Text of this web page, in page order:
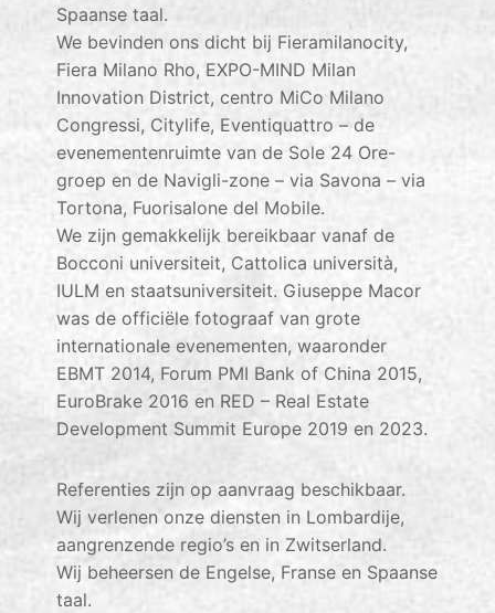
Spaanse taal.
We bevinden ons dicht bij Fieramilanocity,
Fiera Milano Rho, EXPO-MIND Milan
Innovation District, centro MiCo Milano
Congressi, Citylife, Eventiquattro – de
evenementenruimte van de Sole 24 Ore-
groep en de Navigli-zone – via Savona – via
Tortona, Fuorisalone del Mobile.
We zijn gemakkelijk bereikbaar vanaf de
Bocconi universiteit, Cattolica università,
IULM en staatsuniversiteit. Giuseppe Macor
was de officiële fotograaf van grote
internationale evenementen, waaronder
EBMT 2014, Forum PMI Bank of China 2015,
EuroBrake 2016 en RED – Real Estate
Development Summit Europe 2019 en 2023.
Referenties zijn op aanvraag beschikbaar.
Wij verlenen onze diensten in Lombardije,
aangrenzende regio’s en in Zwitserland.
Wij beheersen de Engelse, Franse en Spaanse
taal.